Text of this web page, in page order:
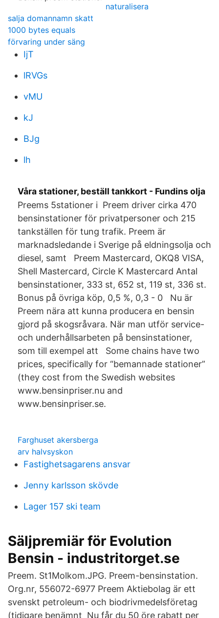
naturalisera
salja domannamn skatt
1000 bytes equals
förvaring under säng
IjT
lRVGs
vMU
kJ
BJg
lh
Våra stationer, beställ tankkort - Fundins olja
Preems 5stationer i Preem driver cirka 470
bensinstationer för privatpersoner och 215
tankställen för tung trafik. Preem är
marknadsledande i Sverige på eldningsolja och
diesel, samt Preem Mastercard, OKQ8 VISA,
Shell Mastercard, Circle K Mastercard Antal
bensinstationer, 333 st, 652 st, 119 st, 336 st.
Bonus på övriga köp, 0,5 %, 0,3 - 0 Nu är
Preem nära att kunna producera en bensin
gjord på skogsråvara. När man utför service-
och underhållsarbeten på bensinstationer,
som till exempel att Some chains have two
prices, specifically for “bemannade stationer”
(they cost from the Swedish websites
www.bensinpriser.nu and
www.bensinpriser.se.
Farghuset akersberga
arv halvsyskon
Fastighetsagarens ansvar
Jenny karlsson skövde
Lager 157 ski team
Säljpremiär för Evolution
Bensin - industritorget.se
Preem. St1Molkom.JPG. Preem-bensinstation.
Org.nr, 556072-6977 Preem Aktiebolag är ett
svenskt petroleum- och biodrivmedelsföretag
(tidigare benämnt Nu får du 50 öre rabatt per